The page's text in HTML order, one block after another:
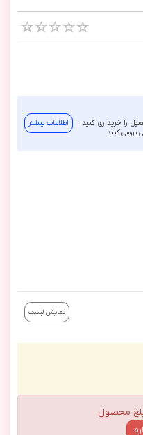
را خریداری کنید.
بررسی کنید.
اطلاعات بیشتر
نمایش لیست
محصول